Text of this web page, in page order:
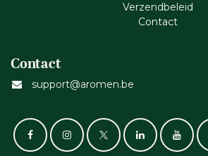
Verzendbeleid
Cont​act
Contact
support@aromen.be